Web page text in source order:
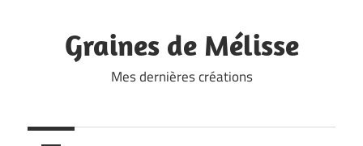
contentGraines de Mélisse
Mes dernières créations